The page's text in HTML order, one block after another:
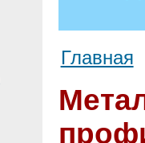
Главная